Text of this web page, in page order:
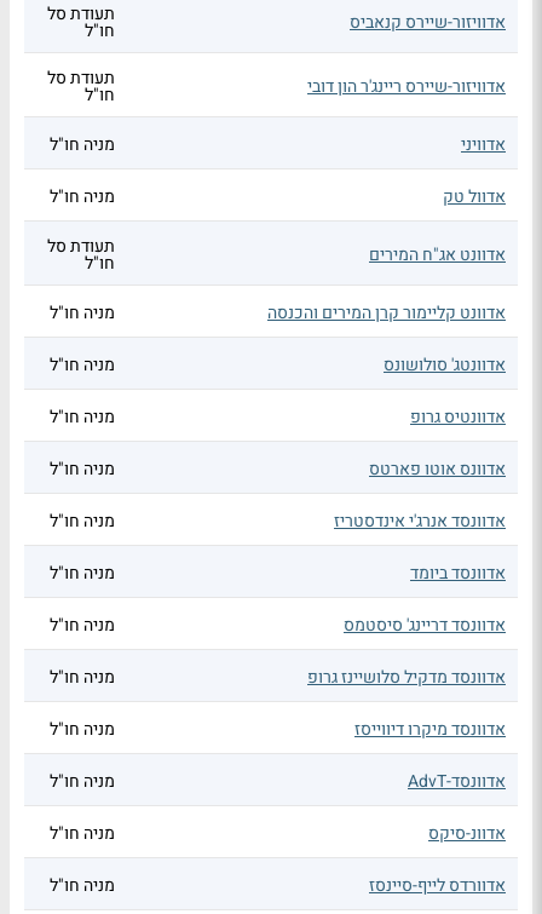
אדוויזור-שיירס קנאביס תעודת סל
חו"ל
אדוויזור-שיירס ריינג'ר הון דובי תעודת סל
חו"ל
אדוויני
מניה חו"ל
אדוול טק מניה חו"ל
אדוונט אג"ח המירים תעודת סל
חו"ל
אדוונט קליימור קרן המירים והכנסה
מניה חו"ל
אדוונטג' סולושונס מניה חו"ל
אדוונטיס גרופ מניה חו"ל
אדוונס אוטו פארטס מניה חו"ל
אדוונסד אנרג'י אינדסטריז מניה חו"ל
אדוונסד ביומד מניה חו"ל
אדוונסד דריינג' סיסטמס מניה חו"ל
אדוונסד מדקיל סלושיינז גרופ מניה חו"ל
אדוונסד מיקרו דיווייסז מניה חו"ל
אדוונסד-AdvT מניה חו"ל
אדוונ-סיקס מניה חו"ל
אדוורדס לייף-סיינסז מניה חו"ל